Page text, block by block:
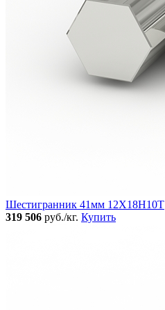
Шестигранник 41мм 12Х18Н10Т
319 506 руб./кг. Купить